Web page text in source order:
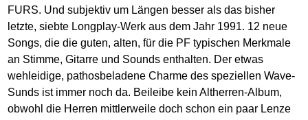
FURS. Und subjektiv um Längen besser als das bisher
letzte, siebte Longplay-Werk aus dem Jahr 1991. 12 neue
Songs, die die guten, alten, für die PF typischen Merkmale
an Stimme, Gitarre und Sounds enthalten. Der etwas
wehleidige, pathosbeladene Charme des speziellen Wave-
Sunds ist immer noch da. Beileibe kein Altherren-Album,
obwohl die Herren mittlerweile doch schon ein paar Lenze